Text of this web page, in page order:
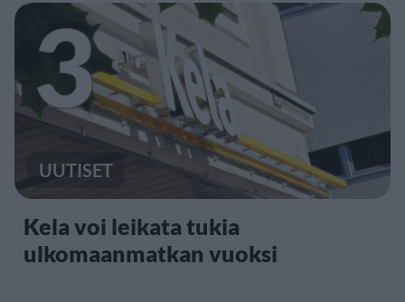
3
UUTISET
Kela voi leikata tukia
ulkomaanmatkan vuoksi